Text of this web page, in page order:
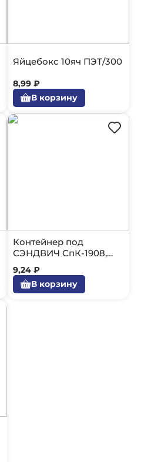
Яйцебокс 10яч ПЭТ/300
8,99 ₽
В корзину
Контейнер под
СЭНДВИЧ СпК-1908,
187*80*82 (480шт/к
9,24 ₽
В корзину